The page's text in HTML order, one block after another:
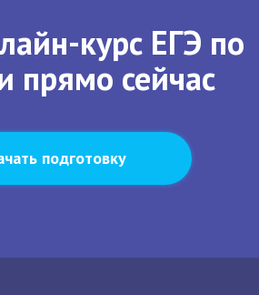
курс ЕГЭ по
прямо сейчас
подготовку